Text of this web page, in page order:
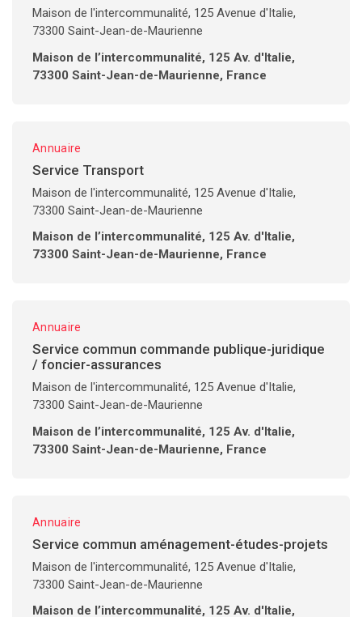
Maison de l'intercommunalité, 125 Avenue d'Italie,
73300 Saint-Jean-de-Maurienne
Maison de l’intercommunalité, 125 Av. d'Italie,
73300 Saint-Jean-de-Maurienne, France
Annuaire
Service Transport
Maison de l'intercommunalité, 125 Avenue d'Italie,
73300 Saint-Jean-de-Maurienne
Maison de l’intercommunalité, 125 Av. d'Italie,
73300 Saint-Jean-de-Maurienne, France
Annuaire
Service commun commande publique-juridique
/ foncier-assurances
Maison de l'intercommunalité, 125 Avenue d'Italie,
73300 Saint-Jean-de-Maurienne
Maison de l’intercommunalité, 125 Av. d'Italie,
73300 Saint-Jean-de-Maurienne, France
Annuaire
Service commun aménagement-études-projets
Maison de l'intercommunalité, 125 Avenue d'Italie,
73300 Saint-Jean-de-Maurienne
Maison de l’intercommunalité, 125 Av. d'Italie,